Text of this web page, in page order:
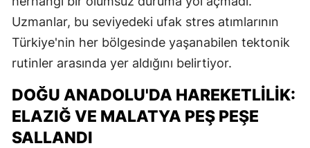
Uzmanlar, bu seviyedeki ufak stres atımlarının
Türkiye'nin her bölgesinde yaşanabilen tektonik
rutinler arasında yer aldığını belirtiyor.
DOĞU ANADOLU'DA HAREKETLILIK:
ELAZIĞ VE MALATYA PEŞ PEŞE
SALLANDI